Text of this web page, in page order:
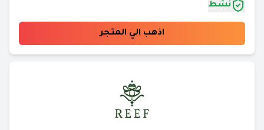
نشط
اذهب الي المتجر